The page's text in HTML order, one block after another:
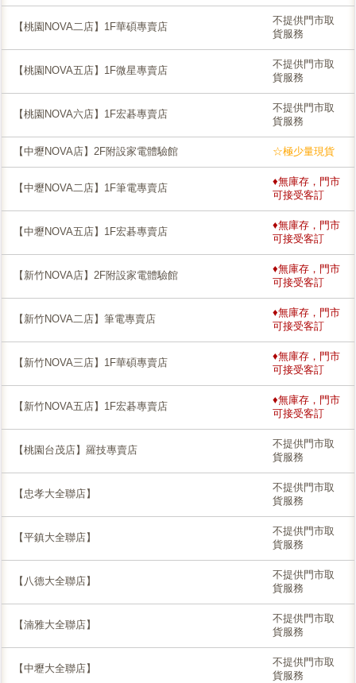
【桃園NOVA二店】1F華碩專賣店
不提供門市取
貨服務
【桃園NOVA五店】1F微星專賣店
不提供門市取
貨服務
【桃園NOVA六店】1F宏碁專賣店
不提供門市取
貨服務
【中壢NOVA店】2F附設家電體驗館 ☆極少量現貨
【中壢NOVA二店】1F筆電專賣店
♦無庫存，門市
可接受客訂
【中壢NOVA五店】1F宏碁專賣店
♦無庫存，門市
可接受客訂
【新竹NOVA店】2F附設家電體驗館
♦無庫存，門市
可接受客訂
【新竹NOVA二店】筆電專賣店
♦無庫存，門市
可接受客訂
【新竹NOVA三店】1F華碩專賣店
♦無庫存，門市
可接受客訂
【新竹NOVA五店】1F宏碁專賣店
♦無庫存，門市
可接受客訂
【桃園台茂店】羅技專賣店
不提供門市取
貨服務
【忠孝大全聯店】
不提供門市取
貨服務
【平鎮大全聯店】
不提供門市取
貨服務
【八德大全聯店】
不提供門市取
貨服務
【湳雅大全聯店】
不提供門市取
貨服務
【中壢大全聯店】
不提供門市取
貨服務